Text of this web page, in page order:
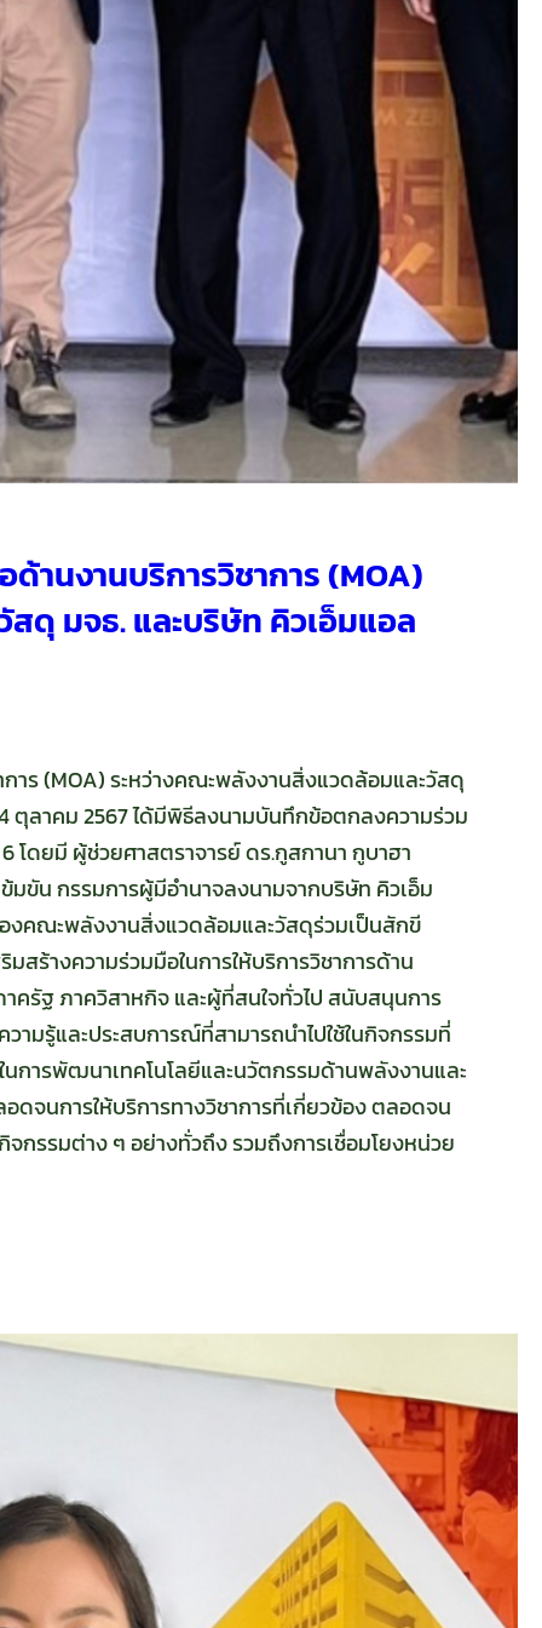
นงานบริการวิชาการ (MOA)
ดุ มจธ. และบริษัท คิวเอ็มแอล
ร (MOA) ระหว่างคณะพลังงานสิ่งแวดล้อมและวัสดุ
ตุลาคม 2567 ได้มีพิธีลงนามบันทึกข้อตกลงความร่วม
โดยมี ผู้ช่วยศาสตราจารย์ ดร.กูสกานา กูบาฮา
น กรรมการผู้มีอำนาจลงนามจากบริษัท คิวเอ็ม
งคณะพลังงานสิ่งแวดล้อมและวัสดุร่วมเป็นสักขี
ร้างความร่วมมือในการให้บริการวิชาการด้าน
รัฐ ภาควิสาหกิจ และผู้ที่สนใจทั่วไป สนับสนุนการ
มรู้และประสบการณ์ที่สามารถนำไปใช้ในกิจกรรมที่
การพัฒนาเทคโนโลยีและนวัตกรรมด้านพลังงานและ
จนการให้บริการทางวิชาการที่เกี่ยวข้อง ตลอดจน
กรรมต่าง ๆ อย่างทั่วถึง รวมถึงการเชื่อมโยงหน่วย